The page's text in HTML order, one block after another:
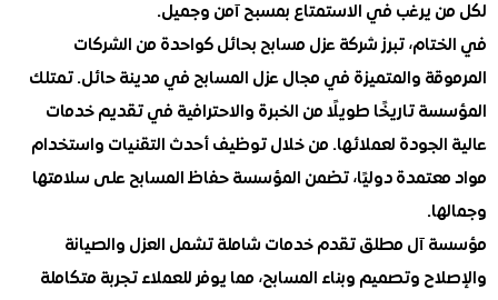
يرغب في الاستمتاع بمسبح آمن وجميل.
تبرز شركة عزل مسابح بحائل كواحدة من الشركات
والمتميزة في مجال عزل المسابح في مدينة حائل. تمتلك
تاريخًا طويلًا من الخبرة والاحترافية في تقديم خدمات
لعملائها. من خلال توظيف أحدث التقنيات واستخدام
دوليًا، تضمن المؤسسة حفاظ المسابح على سلامتها
آل مطلق تقدم خدمات شاملة تشمل العزل والصيانة
وتصميم وبناء المسابح، مما يوفر للعملاء تجربة متكاملة